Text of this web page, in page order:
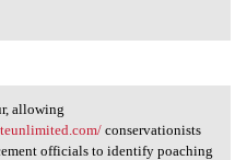
allowing
allowing
conservationists
officials to identify poaching